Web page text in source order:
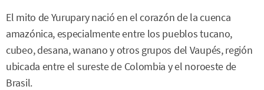
El mito de Yurupary nació en el corazón de la cuenca
amazónica, especialmente entre los pueblos tucano,
cubeo, desana, wanano y otros grupos del Vaupés, región
ubicada entre el sureste de Colombia y el noroeste de
Brasil.